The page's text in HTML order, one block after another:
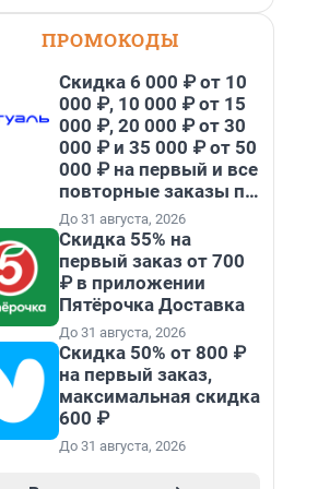
ПРОМОКОДЫ
Скидка 6 000 ₽ от 10
000 ₽, 10 000 ₽ от 15
000 ₽, 20 000 ₽ от 30
000 ₽ и 35 000 ₽ от 50
000 ₽ на первый и все
повторные заказы по
промокоду НАБЕРИ
До 31 августа, 2026
Скидка 55% на
первый заказ от 700
₽ в приложении
Пятёрочка Доставка
До 31 августа, 2026
Скидка 50% от 800 ₽
на первый заказ,
максимальная скидка
600 ₽
До 31 августа, 2026